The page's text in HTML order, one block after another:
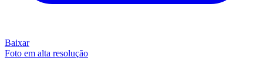
Baixar
Foto em alta resolução